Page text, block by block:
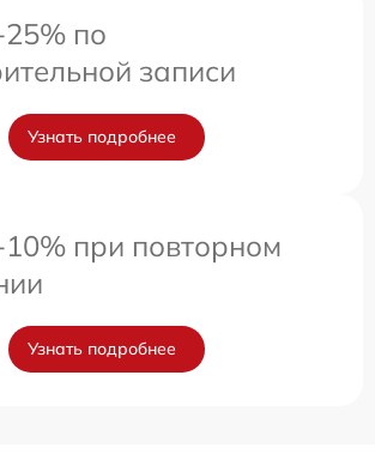
по
записи
Узнать подробнее
при повторном
Узнать подробнее